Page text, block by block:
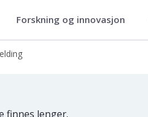
Forskning og innovasjon
finnes lenger.